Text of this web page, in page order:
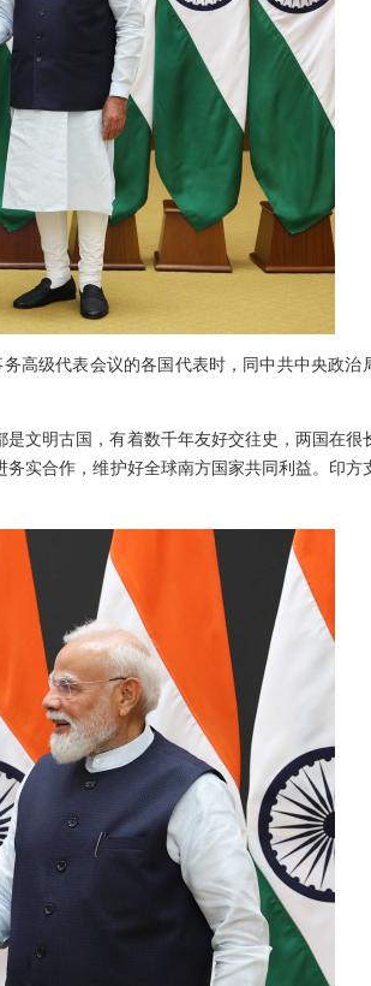
高级代表会议的各国代表时，同中共中央政治
文明古国，有着数千年友好交往史，两国在很
实合作，维护好全球南方国家共同利益。印方